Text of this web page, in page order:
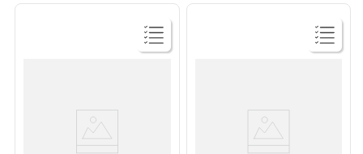
Ver
Producto
Ver
Producto